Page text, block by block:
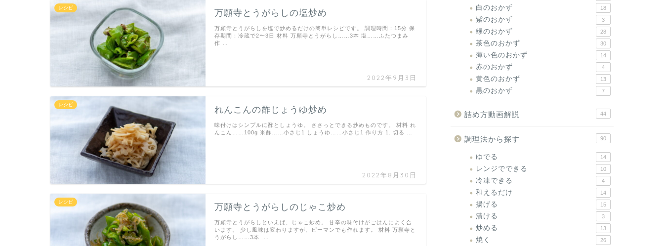
レシピ
万願寺とうがらしの塩炒め
2022年9月3日
万願寺とうがらしを塩で炒めるだけの簡単レシピです。 調理時間：15分 保
存期間：冷蔵で2〜3日 材料 万願寺とうがらし……3本 塩……ふたつまみ
作 …
レシピ
れんこんの酢じょうゆ炒め
2022年8月30日
味付けはシンプルに酢としょうゆ。 ささっとできる炒めものです。 材料 れ
んこん……100g 米酢……小さじ1 しょうゆ……小さじ1 作り方 1. 切る …
レシピ
万願寺とうがらしのじゃこ炒め
万願寺とうがらしといえば、じゃこ炒め。 甘辛の味付けがごはんによく合
います。 少し風味は変わりますが、ピーマンでも作れます。 材料 万願寺と
うがらし……3本 …
白のおかず 18
紫のおかず 3
緑のおかず 28
茶色のおかず 30
薄い色のおかず 14
赤のおかず 4
黄色のおかず 13
黒のおかず 7
詰め方動画解説 44
調理法から探す 90
ゆでる 14
レンジでできる 10
冷凍できる 4
和えるだけ 14
揚げる 15
漬ける 3
炒める 13
焼く 26